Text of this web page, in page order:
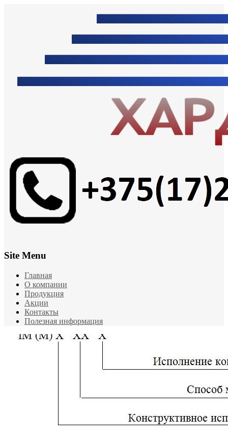
Site Menu
Главная
О компании
Продукция
Акции
Контакты
Полезная информация